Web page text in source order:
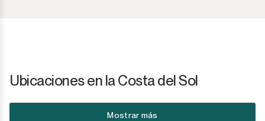
Ubicaciones en la Costa del Sol
Mostrar más